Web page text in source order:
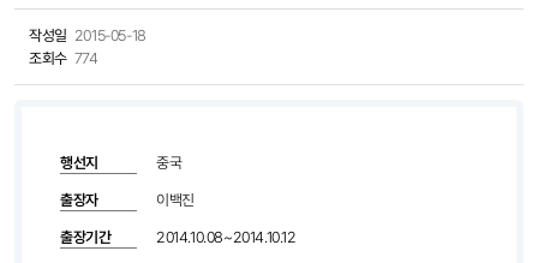
작성일 2015-05-18
조회수 774
행선지 중국
출장자 이백진
출장기간 2014.10.08~2014.10.12